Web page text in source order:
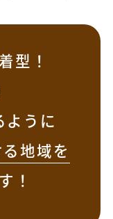
型！
ように
地域を
！